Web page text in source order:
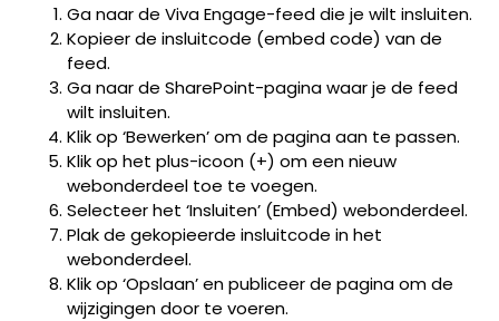
Ga naar de Viva Engage-feed die je wilt insluiten.
Kopieer de insluitcode (embed code) van de
feed.
Ga naar de SharePoint-pagina waar je de feed
wilt insluiten.
Klik op ‘Bewerken’ om de pagina aan te passen.
Klik op het plus-icoon (+) om een nieuw
webonderdeel toe te voegen.
Selecteer het ‘Insluiten’ (Embed) webonderdeel.
Plak de gekopieerde insluitcode in het
webonderdeel.
Klik op ‘Opslaan’ en publiceer de pagina om de
wijzigingen door te voeren.